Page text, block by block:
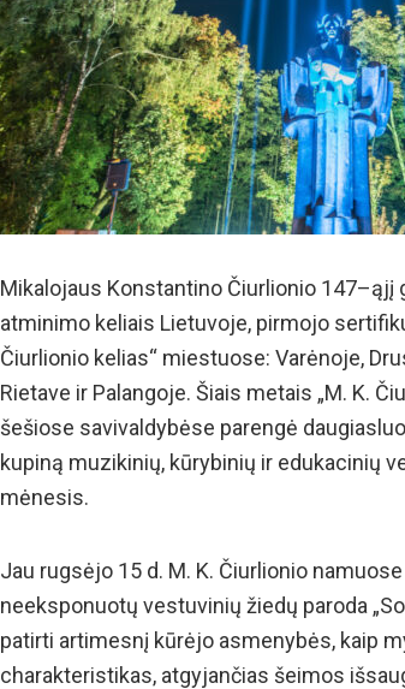
Mikalojaus Konstantino Čiurlionio
atminimo keliais Lietuvoje, pirmojo
Čiurlionio kelias“ miestuose: Varėnoje,
Rietave ir Palangoje. Šiais metais „M. K.
šešiose savivaldybėse parengė
kupiną muzikinių, kūrybinių ir edukacinių
mėnesis.
Jau rugsėjo 15 d. M. K. Čiurlionio
neeksponuotų vestuvinių žiedų paroda
patirti artimesnį kūrėjo asmenybės, kaip
charakteristikas, atgyjančias šeimos